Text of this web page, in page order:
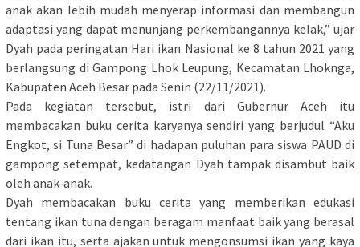
anak akan lebih mudah menyerap informasi dan membangun
adaptasi yang dapat menunjang perkembangannya kelak,” ujar
Dyah pada peringatan Hari ikan Nasional ke 8 tahun 2021 yang
berlangsung di Gampong Lhok Leupung, Kecamatan Lhoknga,
Kabupaten Aceh Besar pada Senin (22/11/2021).
Pada kegiatan tersebut, istri dari Gubernur Aceh itu
membacakan buku cerita karyanya sendiri yang berjudul “Aku
Engkot, si Tuna Besar” di hadapan puluhan para siswa PAUD di
gampong setempat, kedatangan Dyah tampak disambut baik
oleh anak-anak.
Dyah membacakan buku cerita yang memberikan edukasi
tentang ikan tuna dengan beragam manfaat baik yang berasal
dari ikan itu, serta ajakan untuk mengonsumsi ikan yang kaya